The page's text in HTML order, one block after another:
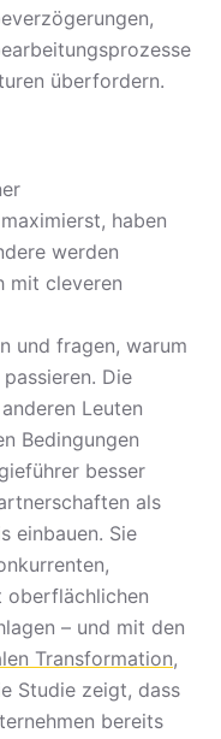
überfordern.
haben
werden
mit cleveren
und fragen, warum
Die
Leuten
Bedingungen
besser
als
einbauen. Sie
oberflächlichen
– und mit den
Transformation,
Studie zeigt, dass
bereits